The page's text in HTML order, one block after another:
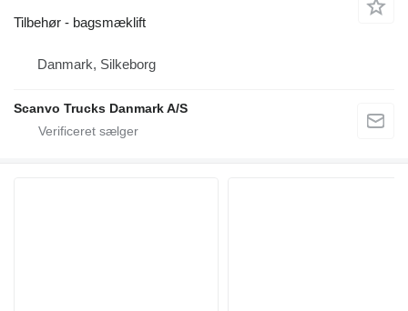
Tilbehør - bagsmæklift
Danmark, Silkeborg
Scanvo Trucks Danmark A/S